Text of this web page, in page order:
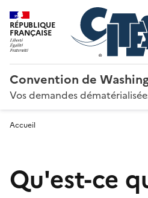
RÉPUBLIQUE
FRANÇAISE
Convention de
Vos demandes
Accueil
Qu'est-ce